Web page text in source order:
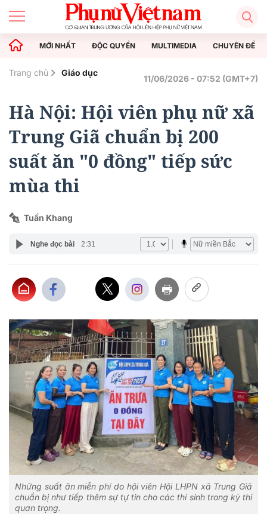
MỚI NHẤT ĐỘC QUYỀN MULTIMEDIA CHUYÊN ĐỀ
Trang chủ Giáo dục
11/06/2026 - 07:52 (GMT+7)
Hà Nội: Hội viên phụ nữ xã
Trung Giã chuẩn bị 200
suất ăn "0 đồng" tiếp sức
mùa thi
Tuấn Khang
Nghe đọc bài 2:31
Những suất ăn miễn phí do hội viên Hội LHPN xã Trung Giã
chuẩn bị như tiếp thêm sự tự tin cho các thí sinh trong kỳ thi
quan trọng.